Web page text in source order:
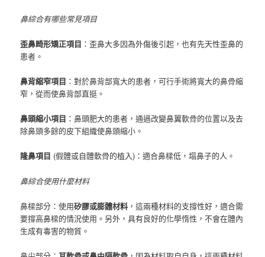
鼻綜合有哪些常見項目
歪鼻畸形矯正項目 ：歪鼻大多因為外傷後引起，也有先天性歪鼻的
患者。
鼻背縮窄項目 ：對於鼻背部寬大的患者，可行手術將寬大的鼻骨縮
窄，從而使鼻背部直挺。
鼻頭縮小項目 ：鼻頭肥大的患者，通過改變鼻翼軟骨的位置以及去
除鼻頭多餘的皮下組織使鼻頭縮小。
隆鼻項目 (假體或自體軟骨的植入)：適合鼻樑低，塌鼻子的人。
鼻綜合使用什麼材料
鼻樑部分：使用矽膠或膨體材料 ，這兩種材料的支撐性好，適合需
要撐高鼻樑的情況使用。 另外，具有良好的化學惰性，不會在體內
生成有毒害的物質。